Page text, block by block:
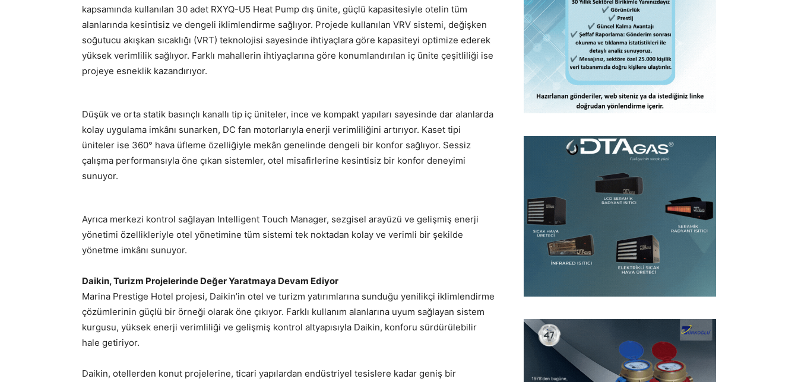
kapsamında kullanılan 30 adet RXYQ-U5 Heat Pump dış ünite, güçlü kapasitesiyle otelin tüm
alanlarında kesintisiz ve dengeli iklimlendirme sağlıyor. Projede kullanılan VRV sistemi, değişken
soğutucu akışkan sıcaklığı (VRT) teknolojisi sayesinde ihtiyaçlara göre kapasiteyi optimize ederek
yüksek verimlilik sağlıyor. Farklı mahallerin ihtiyaçlarına göre konumlandırılan iç ünite çeşitliliği ise
projeye esneklik kazandırıyor.
Düşük ve orta statik basınçlı kanallı tip iç üniteler, ince ve kompakt yapıları sayesinde dar alanlarda
kolay uygulama imkânı sunarken, DC fan motorlarıyla enerji verimliliğini artırıyor. Kaset tipi
üniteler ise 360° hava üfleme özelliğiyle mekân genelinde dengeli bir konfor sağlıyor. Sessiz
çalışma performansıyla öne çıkan sistemler, otel misafirlerine kesintisiz bir konfor deneyimi
sunuyor.
Ayrıca merkezi kontrol sağlayan Intelligent Touch Manager, sezgisel arayüzü ve gelişmiş enerji
yönetimi özellikleriyle otel yönetimine tüm sistemi tek noktadan kolay ve verimli bir şekilde
yönetme imkânı sunuyor.
Daikin, Turizm Projelerinde Değer Yaratmaya Devam Ediyor
Marina Prestige Hotel projesi, Daikin’in otel ve turizm yatırımlarına sunduğu yenilikçi iklimlendirme
çözümlerinin güçlü bir örneği olarak öne çıkıyor. Farklı kullanım alanlarına uyum sağlayan sistem
kurgusu, yüksek enerji verimliliği ve gelişmiş kontrol altyapısıyla Daikin, konforu sürdürülebilir
hale getiriyor.
Daikin, otellerden konut projelerine, ticari yapılardan endüstriyel tesislere kadar geniş bir